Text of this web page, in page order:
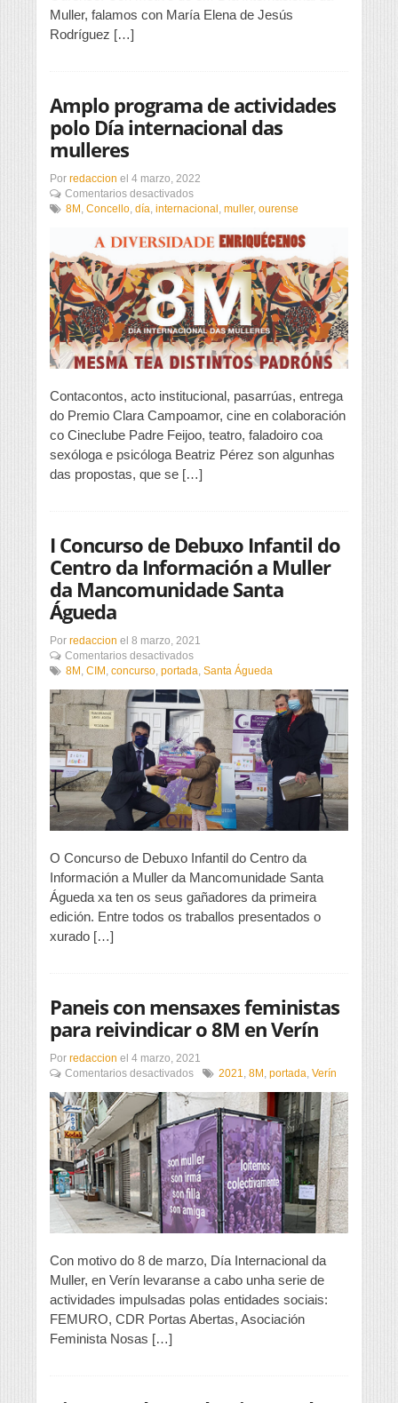
de
Muller, falamos con María Elena de Jesús
Rodríguez […]
Amplo programa de actividades
polo Día internacional das
mulleres
Por redaccion el 4 marzo, 2022
Comentarios desactivadosen
Amplo
de
polo
Día
internacional
das
mulleres
8M, Concello, día, internacional, muller, ourense
Contacontos, acto institucional, pasarrúas, entrega
do Premio Clara Campoamor, cine en colaboración
co Cineclube Padre Feijoo, teatro, faladoiro coa
sexóloga e psicóloga Beatriz Pérez son algunhas
das propostas, que se […]
I Concurso de Debuxo Infantil do
Centro da Información a Muller
da Mancomunidade Santa
Águeda
Por redaccion el 8 marzo, 2021
Comentarios desactivadosen
I
de
Debuxo
Infantil
do
Centro
da
Información
a
Muller
Mancomunidade
Santa
Águeda
8M CIM concurso portada Santa Águeda
O Concurso de Debuxo Infantil do Centro da
Información a Muller da Mancomunidade Santa
Águeda xa ten os seus gañadores da primeira
edición. Entre todos os traballos presentados o
xurado […]
Paneis con mensaxes feministas
para reivindicar o 8M en Verín
Por redaccion el 4 marzo, 2021
Comentarios desactivadosen
con
mensaxes
feministas
para
reivindicar
o
8M
en
Verín
2021 8M portada Verín
Con motivo do 8 de marzo, Día Internacional da
Muller, en Verín levaranse a cabo unha serie de
actividades impulsadas polas entidades sociais:
FEMURO, CDR Portas Abertas, Asociación
Feminista Nosas […]